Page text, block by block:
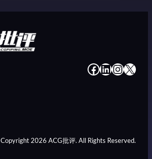
# # # #
Copyright 2026 ACG批评. All Rights Reserved.